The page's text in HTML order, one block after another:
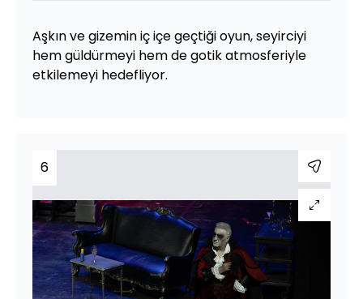
Aşkın ve gizemin iç içe geçtiği oyun, seyirciyi
hem güldürmeyi hem de gotik atmosferiyle
etkilemeyi hedefliyor.
6